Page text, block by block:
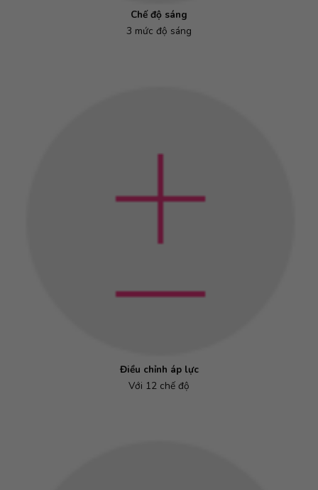
Chế độ sáng
3 mức độ sáng
Điều chỉnh áp lực
Với 12 chế độ